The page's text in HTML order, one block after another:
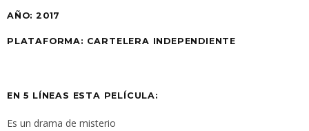
AÑO: 2017
PLATAFORMA: CARTELERA INDEPENDIENTE
EN 5 LÍNEAS ESTA PELÍCULA:
Es un drama de misterio